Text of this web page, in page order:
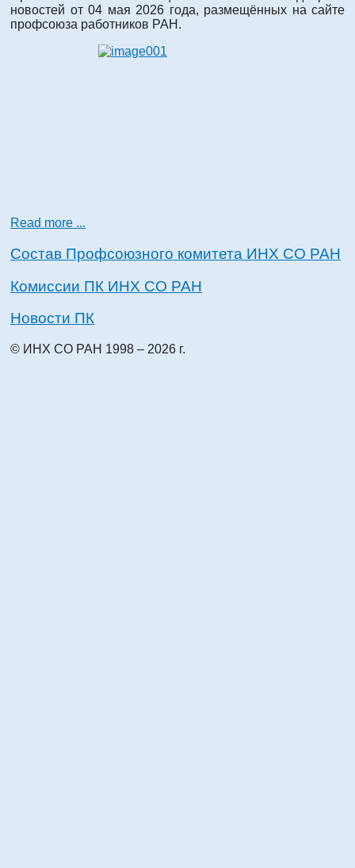
новостей от 04 мая 2026 года, размещённых на сайте
профсоюза работников РАН.
Read more ...
Состав Профсоюзного комитета ИНХ СО РАН
Комиссии ПК ИНХ СО РАН
Новости ПК
© ИНХ СО РАН 1998 – 2026 г.